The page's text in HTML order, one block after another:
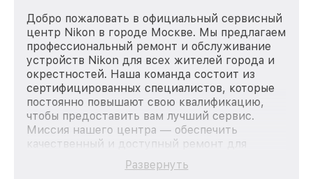
Добро пожаловать в официальный сервисный
центр Nikon в городе Москве. Мы предлагаем
профессиональный ремонт и обслуживание
устройств Nikon для всех жителей города и
окрестностей. Наша команда состоит из
сертифицированных специалистов, которые
постоянно повышают свою квалификацию,
чтобы предоставить вам лучший сервис.
Миссия нашего центра — обеспечить
качественный и доступный ремонт для
каждого пользователя продукции Nikon, вне
зависимости от сложности поломки. Мы
Развернуть